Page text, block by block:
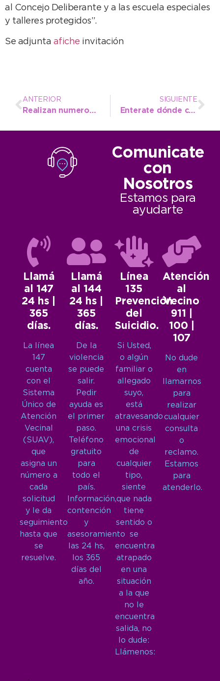
al Concejo Deliberante y a las escuela especiales
y talleres protegidos”.
Se adjunta afiche invitación
ANTERIOR
Realizan numerosos encuentros en el marco del Día del Derecho del Niño a Jugar
SIGUIENTE
Enterate dónde conseguir el “Pan Familiar”
Comunicate
con
Nosotros
Estamos para
ayudarte
Llamá
al 147
24 hs |
365
días.
La línea
147
cuenta
con el
Sistema
Único de
Atención
Vecinal
(SUAV),
que
asigna un
número a
cada
solicitud
y le da
seguimiento
hasta que
se
resuelve.
Llamá
al 144
24 hs |
365
días.
De la
violencia
se puede
salir.
Pedir
ayuda es
el primer
paso.
Teléfono
gratuito
para
todo el
país.
Información,
contención
y
asesoramiento
las 24 hs,
los 365
días del
año.
Línea
135
Prevención
del
Suicidio.
Si Usted,
o algún
familiar o
allegado
suyo,
está
atravesando
una crisis
emocional
de
cualquier
tipo,
siente
que nada
tiene
sentido o
se
encuentra
atrapado
en una
situación
a la que
no le
encuentra
salida, no
lo dude:
Llámenos:
Atención
al
Vecino
911 |
100 |
107
No dude
en
llamarnos
para
realizar
cualquier
consulta
o
reclamo.
Estamos
para
atenderlo.